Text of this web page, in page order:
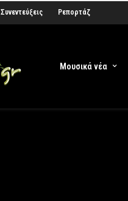
Συνεντεύξεις Ρεπορτάζ
Μουσικά νέα